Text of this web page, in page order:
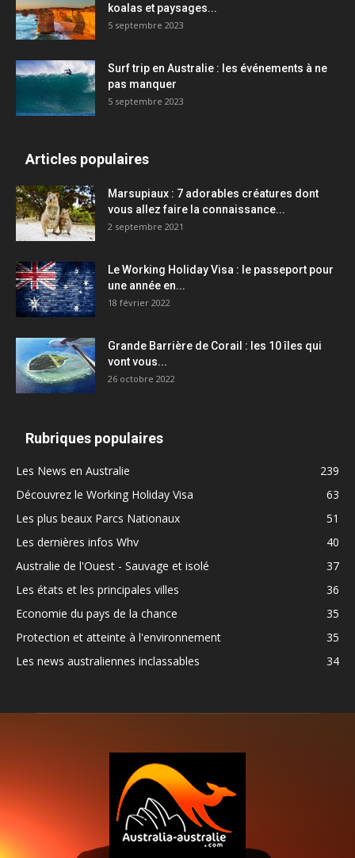
koalas et paysages...
5 septembre 2023
Surf trip en Australie : les événements à ne
pas manquer
5 septembre 2023
Articles populaires
Marsupiaux : 7 adorables créatures dont
vous allez faire la connaissance...
2 septembre 2021
Le Working Holiday Visa : le passeport pour
une année en...
18 février 2022
Grande Barrière de Corail : les 10 îles qui
vont vous...
26 octobre 2022
Rubriques populaires
Les News en Australie
239
Découvrez le Working Holiday Visa
63
Les plus beaux Parcs Nationaux
51
Les dernières infos Whv
40
Australie de l'Ouest - Sauvage et isolé
37
Les états et les principales villes
36
Economie du pays de la chance
35
Protection et atteinte à l'environnement
35
Les news australiennes inclassables
34